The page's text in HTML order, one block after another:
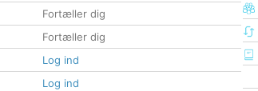
Fortæller dig
Fortæller dig
Log ind
Log ind